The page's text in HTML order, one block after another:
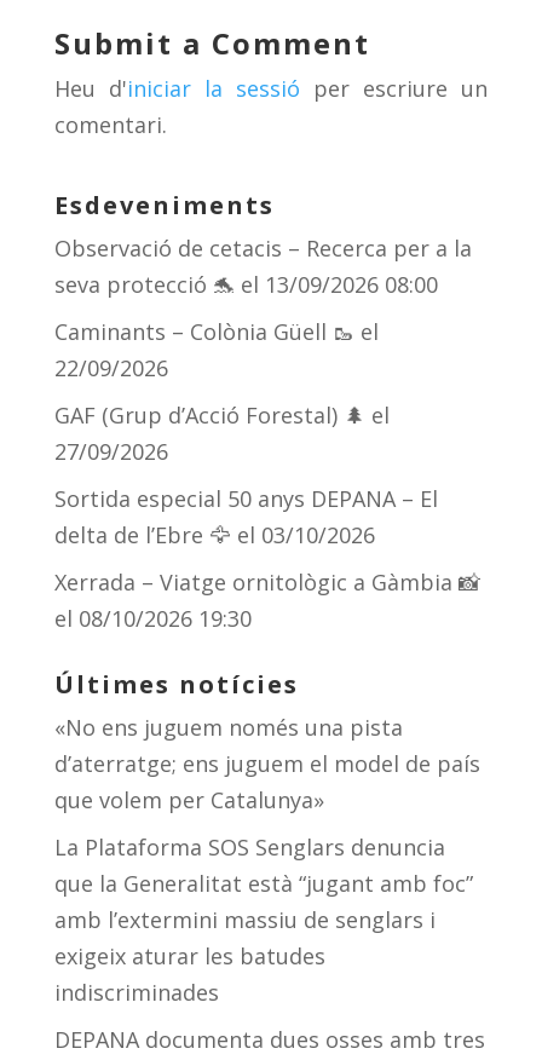
y d
s
a
m
ar
te
ix
Submit a Comment
Heu d'iniciar la sessió per escriure un
comentari.
Esdeveniments
Observació de cetacis – Recerca per a la
seva protecció 🐬 el 13/09/2026 08:00
Caminants – Colònia Güell 🥾 el
22/09/2026
GAF (Grup d’Acció Forestal) 🌲 el
27/09/2026
Sortida especial 50 anys DEPANA – El
delta de l’Ebre 🦅 el 03/10/2026
Xerrada – Viatge ornitològic a Gàmbia 📸
el 08/10/2026 19:30
Últimes notícies
«No ens juguem només una pista
d’aterratge; ens juguem el model de país
que volem per Catalunya»
La Plataforma SOS Senglars denuncia
que la Generalitat està “jugant amb foc”
amb l’extermini massiu de senglars i
exigeix aturar les batudes
indiscriminades
DEPANA documenta dues osses amb tres